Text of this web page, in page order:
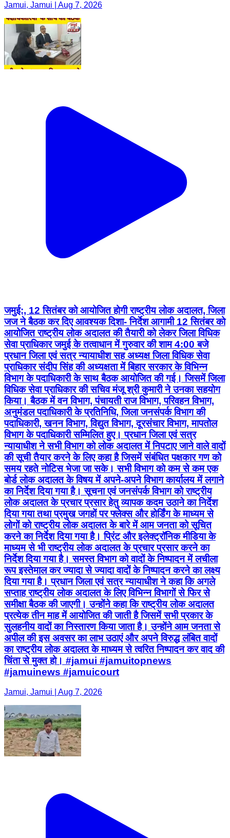
Jamui, Jamui | Aug 7, 2026
जमुई:, 12 सितंबर को आयोजित होगी राष्ट्रीय लोक अदालत, जिला
जज ने बैठक कर दिए आवश्यक दिशा- निर्देश आगामी 12 सितंबर को
आयोजित राष्ट्रीय लोक अदालत की तैयारी को लेकर जिला विधिक
सेवा प्राधिकार जमुई के तत्वाधान में गुरुवार की शाम 4:00 बजे
प्रधान जिला एवं सत्र न्यायाधीश सह अध्यक्ष जिला विधिक सेवा
प्राधिकार संदीप सिंह की अध्यक्षता में बिहार सरकार के विभिन्न
विभाग के पदाधिकारी के साथ बैठक आयोजित की गई। जिसमें जिला
विधिक सेवा प्राधिकार की सचिव मंजू श्री कुमारी ने उनका सहयोग
किया। बैठक में वन विभाग, पंचायती राज विभाग, परिवहन विभाग,
अनुमंडल पदाधिकारी के प्रतिनिधि, जिला जनसंपर्क विभाग की
पदाधिकारी, खनन विभाग, विद्युत विभाग, दूरसंचार विभाग, मापतोल
विभाग के पदाधिकारी सम्मिलित हुए। प्रधान जिला एवं सत्र
न्यायाधीश ने सभी विभाग को लोक अदालत में निपटाए जाने वाले वादों
की सूची तैयार करने के लिए कहा है जिसमें संबंधित पक्षकार गण को
समय रहते नोटिस भेजा जा सके। सभी विभाग को कम से कम एक
बोर्ड लोक अदालत के विषय में अपने-अपने विभाग कार्यालय में लगाने
का निर्देश दिया गया है। सूचना एवं जनसंपर्क विभाग को राष्ट्रीय
लोक अदालत के प्रचार प्रसार हेतु व्यापक कदम उठाने का निर्देश
दिया गया तथा प्रमुख जगहों पर फ्लेक्स और होर्डिंग के माध्यम से
लोगों को राष्ट्रीय लोक अदालत के बारे में आम जनता को सूचित
करने का निर्देश दिया गया है। प्रिंट और इलेक्ट्रॉनिक मीडिया के
माध्यम से भी राष्ट्रीय लोक अदालत के प्रचार प्रसार करने का
निर्देश दिया गया है। समस्त विभाग को वादों के निष्पादन में लचीला
रूप इस्तेमाल कर ज्यादा से ज्यादा वादों के निष्पादन करने का लक्ष्य
दिया गया है। प्रधान जिला एवं सत्र न्यायाधीश ने कहा कि अगले
सप्ताह राष्ट्रीय लोक अदालत के लिए विभिन्न विभागों से फिर से
समीक्षा बैठक की जाएगी। उन्होंने कहा कि राष्ट्रीय लोक अदालत
प्रत्येक तीन माह में आयोजित की जाती है जिसमें सभी प्रकार के
सुलहनीय वादों का निस्तारण किया जाता है। उन्होंने आम जनता से
अपील की इस अवसर का लाभ उठाएं और अपने विरुद्ध लंबित वादों
का राष्ट्रीय लोक अदालत के माध्यम से त्वरित निष्पादन कर वाद की
चिंता से मुक्त हो। #jamui #jamuitopnews
#jamuinews #jamuicourt
Jamui, Jamui | Aug 7, 2026